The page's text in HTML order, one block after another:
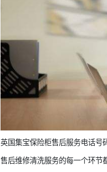
英国集宝保险柜售后服务电话号
售后维修清洗服务的每一个环节